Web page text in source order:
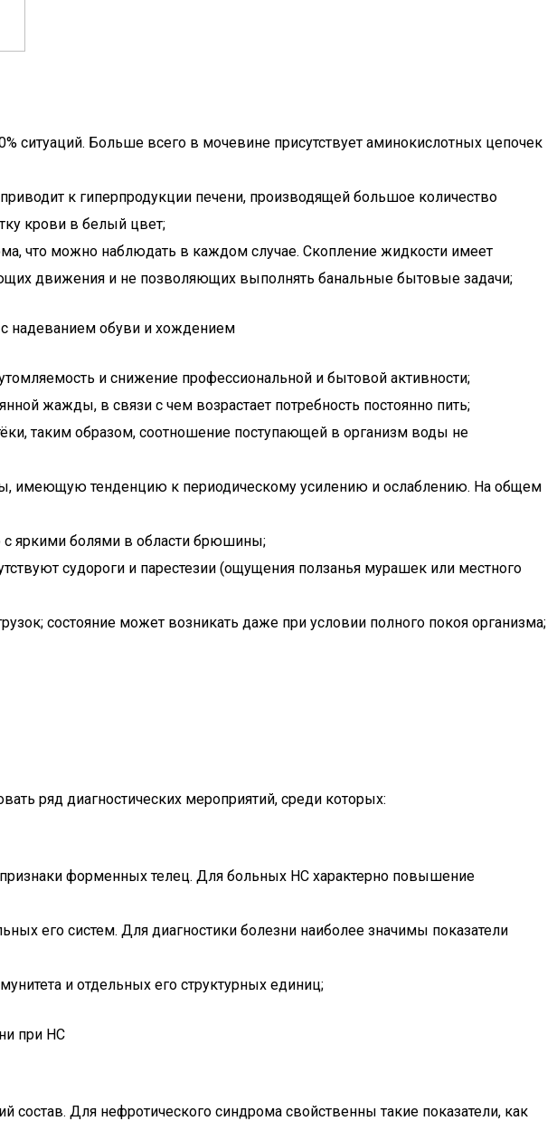
Больше всего в мочевине присутствует аминокислотных цепочек
к гиперпродукции печени, производящей большое количество
крови в белый цвет;
что можно наблюдать в каждом случае. Скопление жидкости имеет
движения и не позволяющих выполнять банальные бытовые задачи;
надеванием обуви и хождением
и снижение профессиональной и бытовой активности;
жажды, в связи с чем возрастает потребность постоянно пить;
таким образом, соотношение поступающей в организм воды не
имеющую тенденцию к периодическому усилению и ослаблению. На общем
с яркими болями в области брюшины;
судороги и парестезии (ощущения ползанья мурашек или местного
состояние может возникать даже при условии полного покоя организма;
ряд диагностических мероприятий, среди которых:
форменных телец. Для больных НС характерно повышение
его систем. Для диагностики болезни наиболее значимы показатели
и отдельных его структурных единиц;
при НС
Для нефротического синдрома свойственны такие показатели, как